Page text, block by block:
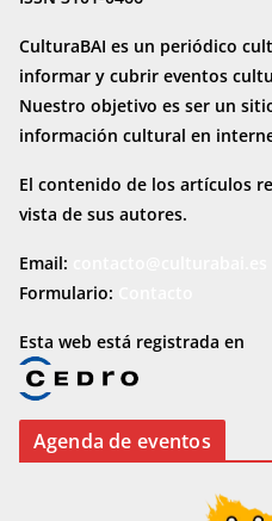
CulturaBAI es un periódico
informar y cubrir eventos
Nuestro objetivo es ser un
información cultural en
El contenido de los artículos
vista de sus autores.
Email:
Formulario:
Esta web está registrada en
Agenda de eventos